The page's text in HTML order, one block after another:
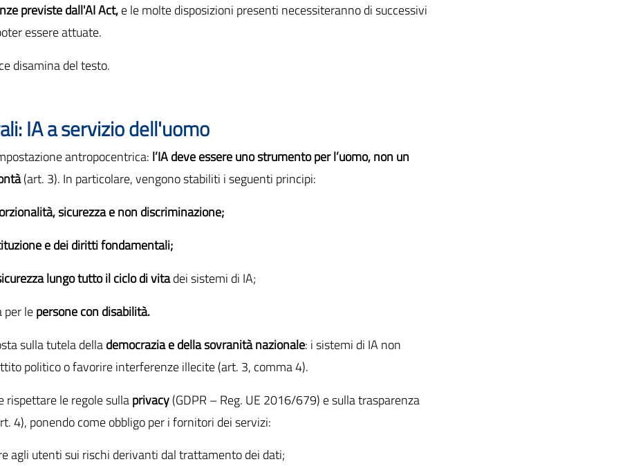
previste dall'AI Act,e le molte disposizioni presenti necessiteranno di successivi
essere attuate.
disamina del testo.
IA a servizio dell'uomo
antropocentrica: l’IA deve essere uno strumento per l’uomo, non un
(art. 3). In particolare, vengono stabiliti i seguenti principi:
sicurezza e non discriminazione;
e dei diritti fondamentali;
lungo tutto il ciclo di vitadei sistemi di IA;
per lepersone con disabilità.
sulla tutela dellademocrazia e della sovranità nazionale: i sistemi di IA non
politico o favorire interferenze illecite (art. 3, comma 4).
rispettare le regole sullaprivacy(GDPR – Reg. UE 2016/679) e sulla trasparenza
4), ponendo come obbligo per i fornitori dei servizi:
agli utenti sui rischi derivanti dal trattamento dei dati;